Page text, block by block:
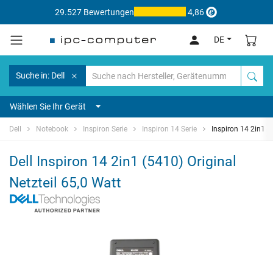
29.527 Bewertungen 4,86
DE
Suche in: Dell
Wählen Sie Ihr Gerät
Dell Notebook Inspiron Serie Inspiron 14 Serie Inspiron 14 2in1
Dell Inspiron 14 2in1 (5410) Original
Netzteil 65,0 Watt